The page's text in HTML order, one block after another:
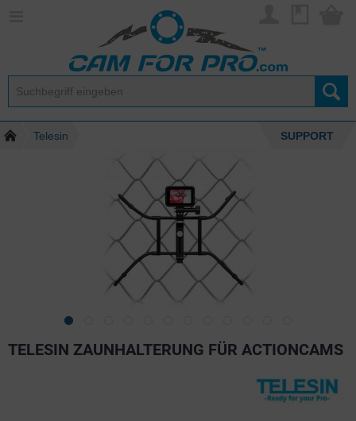
Telesin SUPPORT
TELESIN ZAUNHALTERUNG FÜR ACTIONCAMS